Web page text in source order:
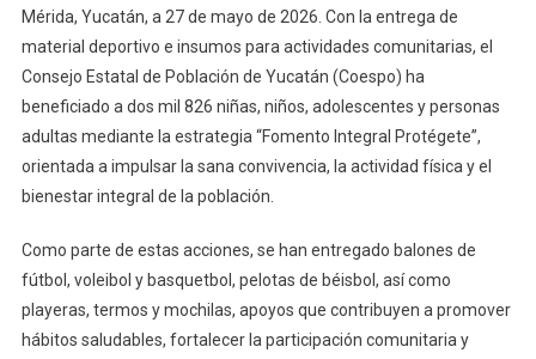
Con
Actividades
Impulsadas
Por
Coespo
Mérida, Yucatán, a 27 de mayo de 2026. Con la entrega de
material deportivo e insumos para actividades comunitarias, el
Consejo Estatal de Población de Yucatán (Coespo) ha
beneficiado a dos mil 826 niñas, niños, adolescentes y personas
adultas mediante la estrategia “Fomento Integral Protégete”,
orientada a impulsar la sana convivencia, la actividad física y el
bienestar integral de la población.
Como parte de estas acciones, se han entregado balones de
fútbol, voleibol y basquetbol, pelotas de béisbol, así como
playeras, termos y mochilas, apoyos que contribuyen a promover
hábitos saludables, fortalecer la participación comunitaria y